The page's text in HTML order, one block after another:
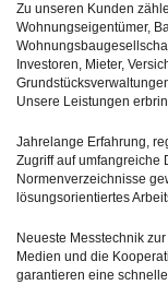
Zu unseren Kunden
Wohnungseigentümer,
Investoren, Mieter,
Unsere Leistungen
Jahrelange Erfahrung,
Zugriff auf umfangreiche
Normenverzeichnisse
lösungsorientiertes
Neueste Messtechnik
Medien und die
garantieren eine